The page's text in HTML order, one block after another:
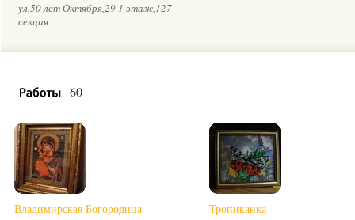
ул.50 лет Октября,29 1 этаж,127
секция
60
Владимирская Богородица Тропиканка